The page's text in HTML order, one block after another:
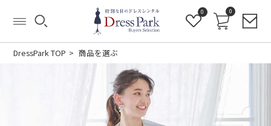
0 0
DressPark TOP 商品を選ぶ